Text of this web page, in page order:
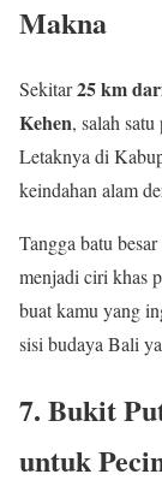
Makna
Sekitar25 km
Kehen, salah
Letaknya di
keindahan alam
Tangga batu
menjadi ciri khas
buat kamu yang
sisi budaya Bali
7. Bukit
untuk